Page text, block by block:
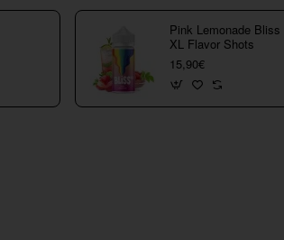
Pink Lemonade Bliss
XL Flavor Shots
15,90€